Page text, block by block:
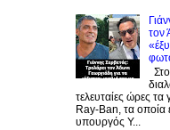
τον
τελευταίες ώρες τα
Ray-Ban, τα οποία
υπουργός Υ...